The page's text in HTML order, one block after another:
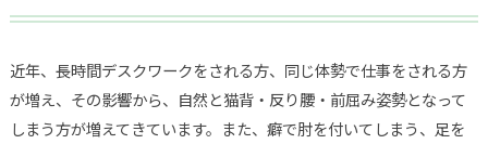
近年、長時間デスクワークをされる方、同じ体勢で仕事をされる方
が増え、その影響から、自然と猫背・反り腰・前屈み姿勢となって
しまう方が増えてきています。また、癖で肘を付いてしまう、足を